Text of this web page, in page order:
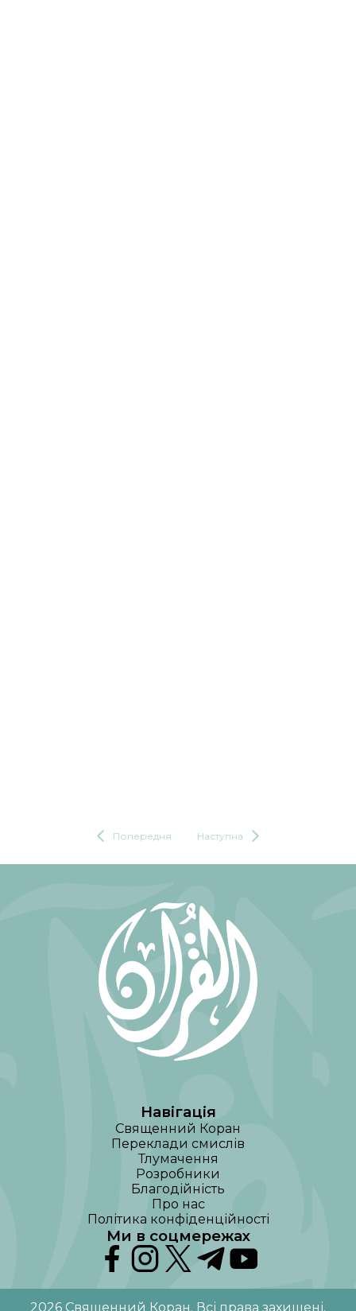
Попередня Наступна
Навігація
Священний Коран
Переклади смислів
Тлумачення
Розробники
Благодійність
Про нас
Політика конфіденційності
Ми в соцмережах
2026 Священний Коран. Всі права захищені.